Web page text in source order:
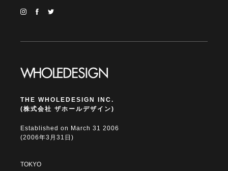
THE WHOLEDESIGN INC.
(株式会社 ザホールデザイン)
Established on March 31 2006
(2006年3月31日)
TOKYO